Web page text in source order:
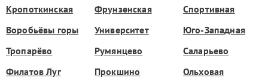
Кропоткинская
Фрунзенская
Спортивная
Воробьёвы горы
Университет
Юго-Западная
Тропарёво
Румянцево
Саларьево
Филатов Луг
Прокшино
Ольховая